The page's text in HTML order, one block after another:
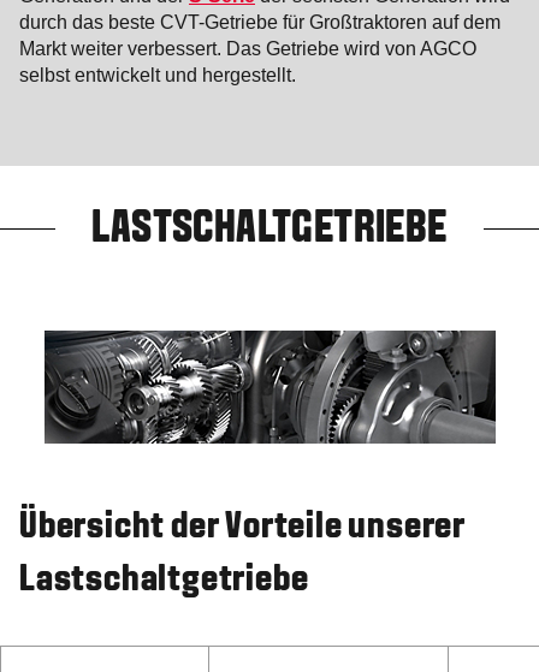
durch das beste CVT-Getriebe für Großtraktoren auf dem
Markt weiter verbessert. Das Getriebe wird von AGCO
selbst entwickelt und hergestellt.
LASTSCHALTGETRIEBE
Übersicht der Vorteile unserer
Lastschaltgetriebe